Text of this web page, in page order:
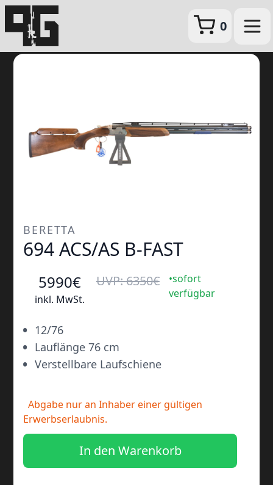
0
BERETTA
694 ACS/AS B-FAST
5990€
inkl. MwSt.
UVP:6350€
•sofort
verfügbar
• 12/76
• Lauflänge 76 cm
• Verstellbare Laufschiene
Abgabe nur an Inhaber einer gültigen
Erwerbserlaubnis.
In den Warenkorb